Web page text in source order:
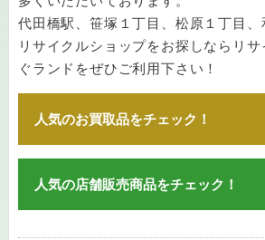
代田橋駅、笹塚１丁目、松原１丁目
リサイクルショップをお探しならリ
ぐランドをぜひご利用下さい！
人気のお買取品をチェック！
オーディオ
金・貴金属
プラ
人気の店舗販売商品をチェック！